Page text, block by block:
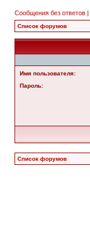
Сообщения без ответов |
Список форумов
Имя пользователя:
Пароль:
Список форумов